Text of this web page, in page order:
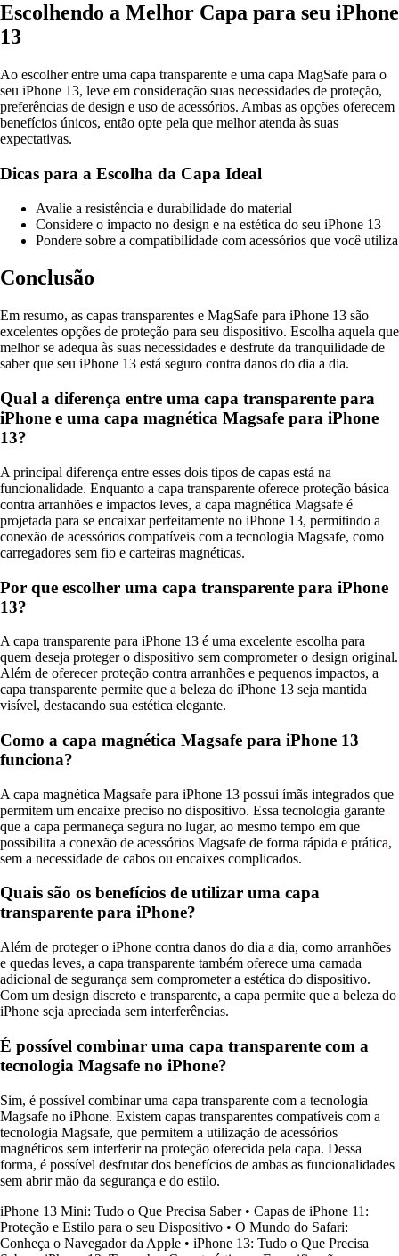
Escolhendo a Melhor Capa para seu iPhone
13
Ao escolher entre uma capa transparente e uma capa MagSafe para o
seu iPhone 13, leve em consideração suas necessidades de proteção,
preferências de design e uso de acessórios. Ambas as opções oferecem
benefícios únicos, então opte pela que melhor atenda às suas
expectativas.
Dicas para a Escolha da Capa Ideal
Avalie a resistência e durabilidade do material
Considere o impacto no design e na estética do seu iPhone 13
Pondere sobre a compatibilidade com acessórios que você utiliza
Conclusão
Em resumo, as capas transparentes e MagSafe para iPhone 13 são
excelentes opções de proteção para seu dispositivo. Escolha aquela que
melhor se adequa às suas necessidades e desfrute da tranquilidade de
saber que seu iPhone 13 está seguro contra danos do dia a dia.
Qual a diferença entre uma capa transparente para
iPhone e uma capa magnética Magsafe para iPhone
13?
A principal diferença entre esses dois tipos de capas está na
funcionalidade. Enquanto a capa transparente oferece proteção básica
contra arranhões e impactos leves, a capa magnética Magsafe é
projetada para se encaixar perfeitamente no iPhone 13, permitindo a
conexão de acessórios compatíveis com a tecnologia Magsafe, como
carregadores sem fio e carteiras magnéticas.
Por que escolher uma capa transparente para iPhone
13?
A capa transparente para iPhone 13 é uma excelente escolha para
quem deseja proteger o dispositivo sem comprometer o design original.
Além de oferecer proteção contra arranhões e pequenos impactos, a
capa transparente permite que a beleza do iPhone 13 seja mantida
visível, destacando sua estética elegante.
Como a capa magnética Magsafe para iPhone 13
funciona?
A capa magnética Magsafe para iPhone 13 possui ímãs integrados que
permitem um encaixe preciso no dispositivo. Essa tecnologia garante
que a capa permaneça segura no lugar, ao mesmo tempo em que
possibilita a conexão de acessórios Magsafe de forma rápida e prática,
sem a necessidade de cabos ou encaixes complicados.
Quais são os benefícios de utilizar uma capa
transparente para iPhone?
Além de proteger o iPhone contra danos do dia a dia, como arranhões
e quedas leves, a capa transparente também oferece uma camada
adicional de segurança sem comprometer a estética do dispositivo.
Com um design discreto e transparente, a capa permite que a beleza do
iPhone seja apreciada sem interferências.
É possível combinar uma capa transparente com a
tecnologia Magsafe no iPhone?
Sim, é possível combinar uma capa transparente com a tecnologia
Magsafe no iPhone. Existem capas transparentes compatíveis com a
tecnologia Magsafe, que permitem a utilização de acessórios
magnéticos sem interferir na proteção oferecida pela capa. Dessa
forma, é possível desfrutar dos benefícios de ambas as funcionalidades
sem abrir mão da segurança e do estilo.
iPhone 13 Mini: Tudo o Que Precisa Saber• Capas de iPhone 11:
Proteção e Estilo para o seu Dispositivo • O Mundo do Safari:
Conheça o Navegador da Apple • iPhone 13: Tudo o Que Precisa